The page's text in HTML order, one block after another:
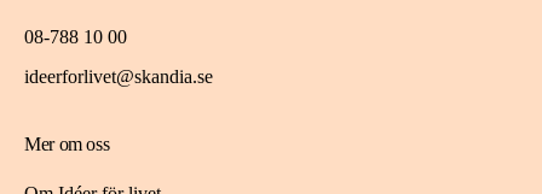
Mer om oss
08-788 10 00
ideerforlivet@skandia.se